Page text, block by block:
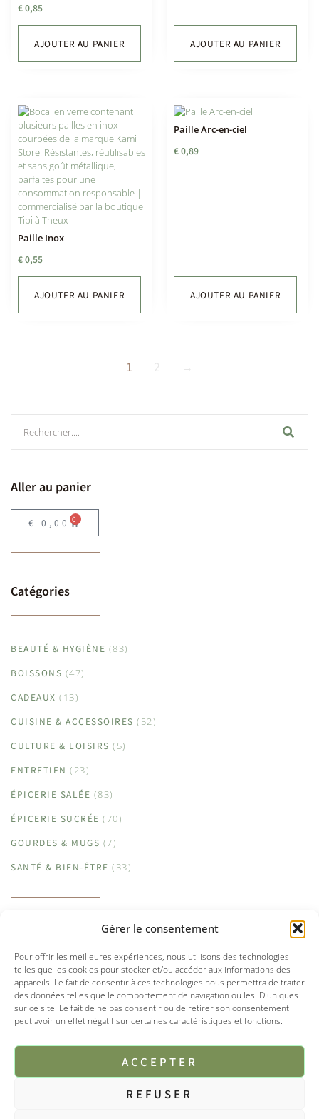
Gérer le consentement
Pour offrir les meilleures expériences, nous utilisons des technologies
telles que les cookies pour stocker et/ou accéder aux informations des
appareils. Le fait de consentir à ces technologies nous permettra de traiter
des données telles que le comportement de navigation ou les ID uniques
sur ce site. Le fait de ne pas consentir ou de retirer son consentement
peut avoir un effet négatif sur certaines caractéristiques et fonctions.
ACCEPTER
REFUSER
Aller au panier
€ 0,00 0
Catégories
BEAUTÉ & HYGIÈNE (83)
BOISSONS (47)
CADEAUX (13)
CUISINE & ACCESSOIRES (52)
CULTURE & LOISIRS (5)
ENTRETIEN (23)
ÉPICERIE SALÉE (83)
ÉPICERIE SUCRÉE (70)
GOURDES & MUGS (7)
SANTÉ & BIEN-ÊTRE (33)
€0,85
AJOUTER AU PANIER AJOUTER AU PANIER
Paille Inox
€0,55
AJOUTER AU PANIER
Paille Arc-en-ciel
€0,89
AJOUTER AU PANIER
1 2 →
FACEBOOK INSTAGRAM